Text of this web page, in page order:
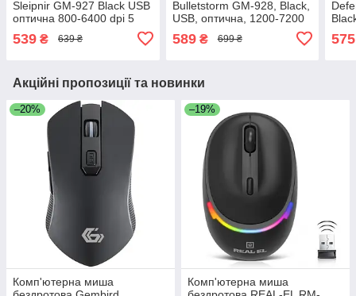
Sleipnir GM-927 Black USB
оптична 800-6400 dpi 5
підсвічування 1.5 м
539 ₴ 639 ₴
Bulletstorm GM-928, Black,
USB, оптична, 1200-7200
підсвічування, 6 кнопки,
589₴ 699 ₴ 575
Акційні пропозиції та новинки
–20%
Комп'ютерна миша
–19%
Комп'ютерна миша